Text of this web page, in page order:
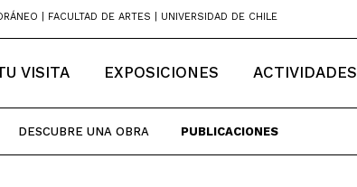
| FACULTAD DE ARTES | UNIVERSIDAD DE CHILE
VISITA EXPOSICIONES ACTIVIDADES
DESCUBRE UNA OBRA PUBLICACIONES